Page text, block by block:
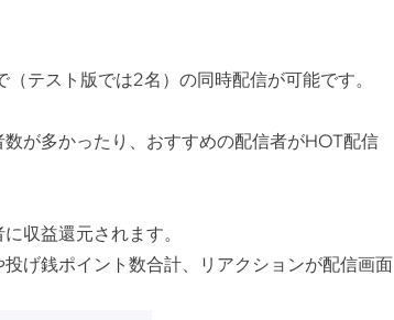
テスト版では2名）の同時配信が可能です。
が多かったり、おすすめの配信者がHOT配信
収益還元されます。
げ銭ポイント数合計、リアクションが配信画面